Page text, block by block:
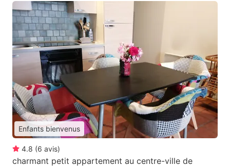
Enfants bienvenus
4.8 (6 avis)
charmant petit appartement au centre-ville de